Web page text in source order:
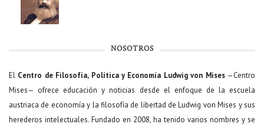
NOSOTROS
El Centro de Filosofía, Política y Economía Ludwig von Mises—Centro
Mises— ofrece educación y noticias desde el enfoque de la escuela
austriaca de economía y la filosofía de libertad de Ludwig von Mises y sus
herederos intelectuales. Fundado en 2008, ha tenido varios nombres y se